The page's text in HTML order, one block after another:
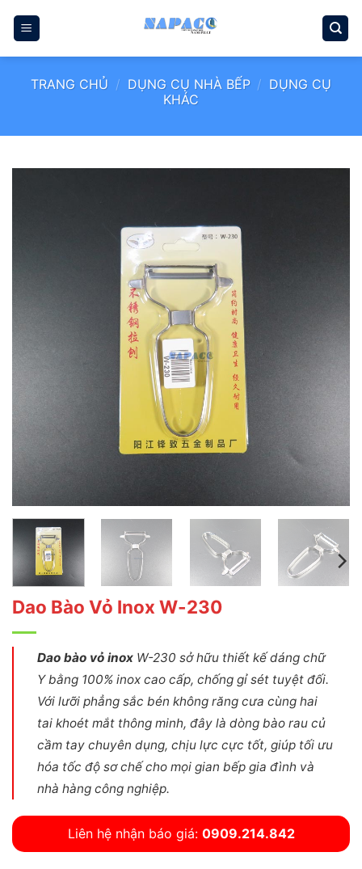
qua
TRANG CHỦ / DỤNG CỤ NHÀ BẾP / DỤNG CỤ
KHÁC
Dao Bào Vỏ Inox W-230
Dao bào vỏ inoxW-230 sở hữu thiết kế dáng chữ
Y bằng 100% inox cao cấp, chống gỉ sét tuyệt đối.
Với lưỡi phẳng sắc bén không răng cưa cùng hai
tai khoét mắt thông minh, đây là dòng bào rau củ
cầm tay chuyên dụng, chịu lực cực tốt, giúp tối ưu
hóa tốc độ sơ chế cho mọi gian bếp gia đình và
nhà hàng công nghiệp.
Liên hệ nhận báo giá: 0909.214.842